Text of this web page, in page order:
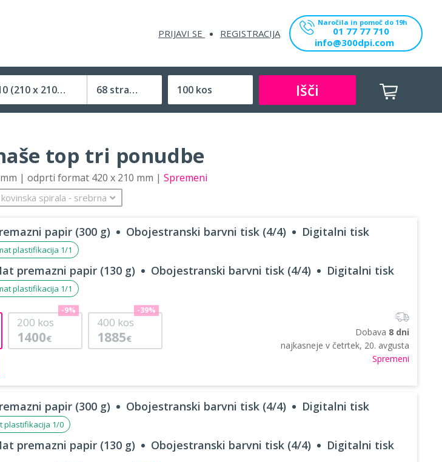
PRIJAVI SE REGISTRACIJA
Naročila in pomoč do 19h
01 77 77 710
info@300dpi.com
(210 x 210 mm)
(zaprte) tiskovine
68 strani Išči
top tri ponudbe
| odprti format 420 x 210 mm | Spremeni
kovinska spirala ‐ srebrna
papir (300 g) Obojestranski barvni tisk (4/4) Digitalni tisk
plastifikacija 1/1
premazni papir (130 g) Obojestranski barvni tisk (4/4) Digitalni tisk
plastifikacija 1/1
200 kos
1400€
-9%
400 kos
1885€
-39%
Dobava 8 dni
najkasneje v četrtek, 20. avgusta
Spremeni
papir (300 g) Obojestranski barvni tisk (4/4) Digitalni tisk
plastifikacija 1/0
premazni papir (130 g) Obojestranski barvni tisk (4/4) Digitalni tisk